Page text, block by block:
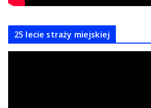
25 lecie straży miejskiej